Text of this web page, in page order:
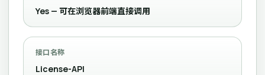
Yes — 可在浏览器前端直接调用
接口名称
License-API